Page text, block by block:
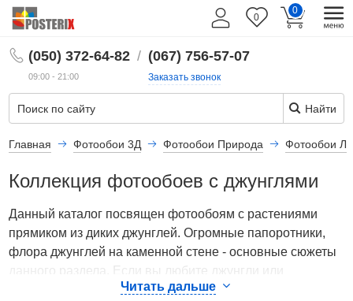
0
0
(050) 372-64-82
09:00 - 21:00
/ (067) 756-57-07
Заказать звонок
Найти
RU
Главная Фотообои 3Д Фотообои Природа Фотообои
Коллекция фотообоев с джунглями
Данный каталог посвящен фотообоям с растениями
прямиком из диких джунглей. Огромные папоротники,
флора джунглей на каменной стене - основные сюжеты
данного раздела. Если вы любите джунгли или
подобную атмосферу, эти фотообои точно вам
Читать дальше
Фильтры
Цена
Подобрать
по цене
Эффект
3D
Показать